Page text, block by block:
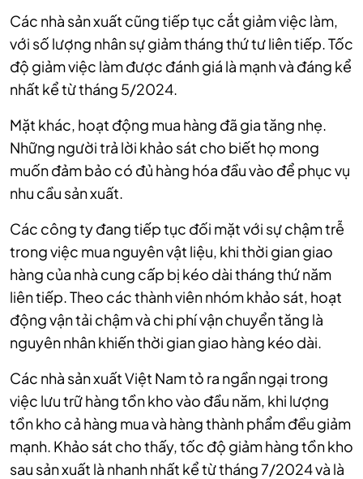
Các nhà sản xuất cũng tiếp tục cắt giảm việc làm,
với số lượng nhân sự giảm tháng thứ tư liên tiếp. Tốc
độ giảm việc làm được đánh giá là mạnh và đáng kể
nhất kể từ tháng 5/2024.
Mặt khác, hoạt động mua hàng đã gia tăng nhẹ.
Những người trả lời khảo sát cho biết họ mong
muốn đảm bảo có đủ hàng hóa đầu vào để phục vụ
nhu cầu sản xuất.
Các công ty đang tiếp tục đối mặt với sự chậm trễ
trong việc mua nguyên vật liệu, khi thời gian giao
hàng của nhà cung cấp bị kéo dài tháng thứ năm
liên tiếp. Theo các thành viên nhóm khảo sát, hoạt
động vận tải chậm và chi phí vận chuyển tăng là
nguyên nhân khiến thời gian giao hàng kéo dài.
Các nhà sản xuất Việt Nam tỏ ra ngần ngại trong
việc lưu trữ hàng tồn kho vào đầu năm, khi lượng
tồn kho cả hàng mua và hàng thành phẩm đều giảm
mạnh. Khảo sát cho thấy, tốc độ giảm hàng tồn kho
sau sản xuất là nhanh nhất kể từ tháng 7/2024 và là